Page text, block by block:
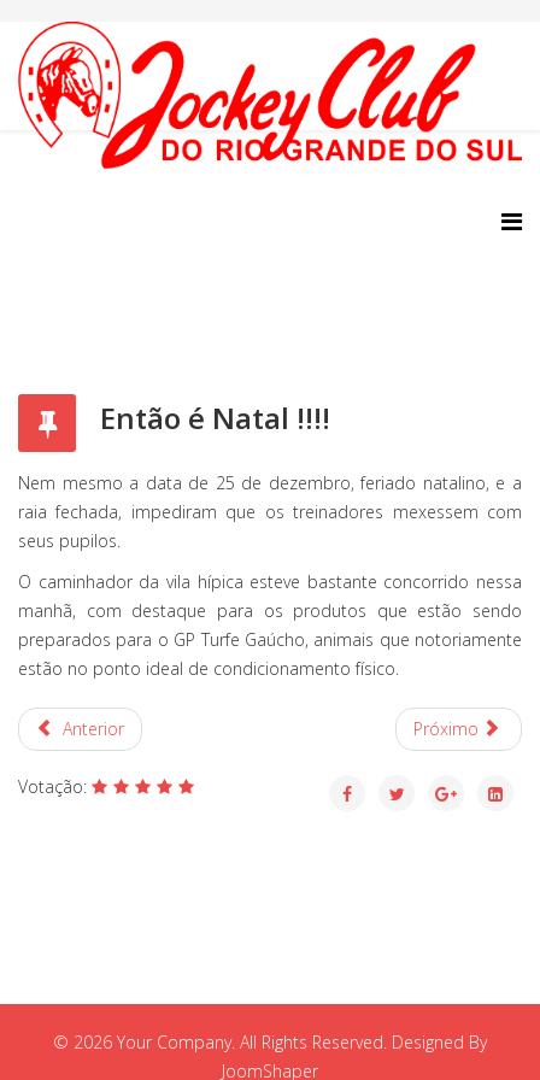
Então é Natal !!!!
Nem mesmo a data de 25 de dezembro, feriado natalino, e a
raia fechada, impediram que os treinadores mexessem com
seus pupilos.
O caminhador da vila hípica esteve bastante concorrido nessa
manhã, com destaque para os produtos que estão sendo
preparados para o GP Turfe Gaúcho, animais que notoriamente
estão no ponto ideal de condicionamento físico.
Anterior Próximo
Votação:
© 2026 Your Company. All Rights Reserved. Designed By
JoomShaper